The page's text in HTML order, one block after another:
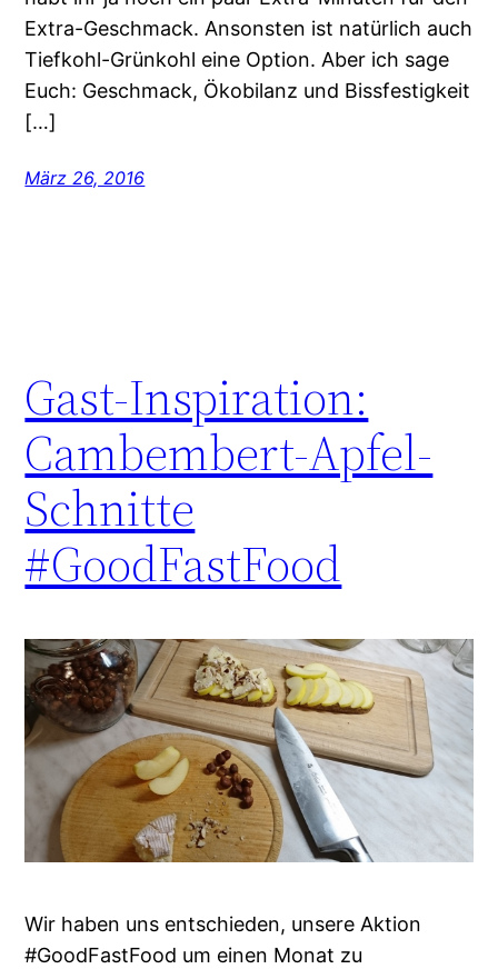
Extra-Geschmack. Ansonsten ist natürlich auch
Tiefkohl-Grünkohl eine Option. Aber ich sage
Euch: Geschmack, Ökobilanz und Bissfestigkeit
[…]
März 26, 2016
Gast-Inspiration:
Cambembert-Apfel-
Schnitte
#GoodFastFood
Wir haben uns entschieden, unsere Aktion
#GoodFastFood um einen Monat zu